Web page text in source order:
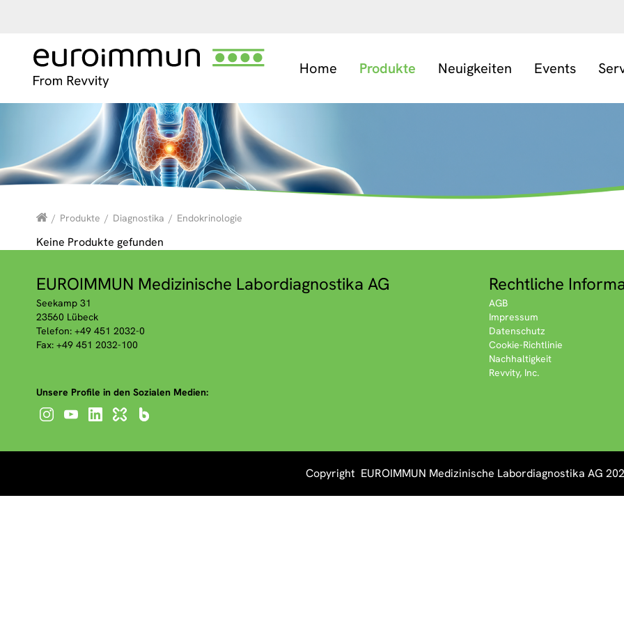
Home Produkte Neuigkeiten Events
/ Produkte / Diagnostika / Endokrinologie
Keine Produkte gefunden
EUROIMMUN Medizinische Labordiagnostika AG
Seekamp 31
23560 Lübeck
Telefon: +49 451 2032-0
Fax: +49 451 2032-100
Rechtliche
AGB
Impressum
Datenschutz
Cookie-Richtlinie
Nachhaltigkeit
Revvity, Inc.
Unsere Profile in den Sozialen Medien:
Copyright EUROIMMUN Medizinische Labordiagnostika AG